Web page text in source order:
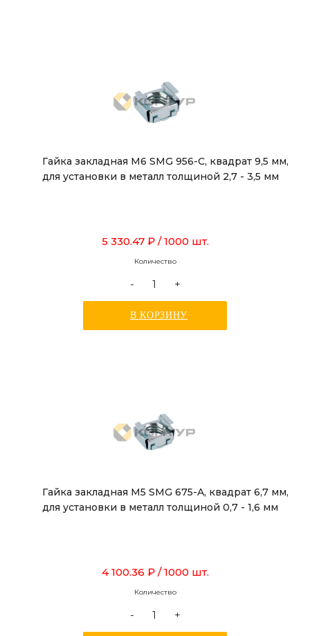
Гайка закладная М6 SMG 956-C, квадрат 9,5 мм,
для установки в металл толщиной 2,7 - 3,5 мм
5 330.47 ₽ / 1000 шт.
Количество
- +
В КОРЗИНУ
Гайка закладная М5 SMG 675-A, квадрат 6,7 мм,
для установки в металл толщиной 0,7 - 1,6 мм
4 100.36 ₽ / 1000 шт.
Количество
- +